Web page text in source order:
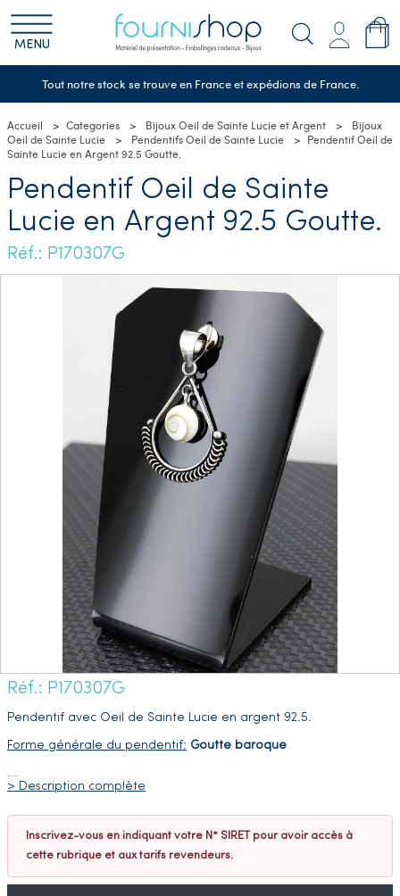
MENU
Tout notre stock se trouve en France et expédions de France.
Accueil Categories Bijoux Oeil de Sainte Lucie et Argent
Bijoux
Oeil de Sainte Lucie
Pendentifs Oeil de Sainte Lucie
Pendentif Oeil de
Sainte Lucie en Argent 92.5 Goutte.
Pendentif Oeil de Sainte
Lucie en Argent 92.5 Goutte.
Réf.: P170307G
Réf.: P170307G
Pendentif avec Oeil de Sainte Lucie en argent 92.5.
Forme générale du pendentif: Goutte baroque
…
> Description complète
Inscrivez-vous en indiquant votre N° SIRET pour avoir accès à
cette rubrique et aux tarifs revendeurs.